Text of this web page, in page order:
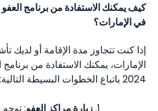
في الإمارات؟
إذا كنت تتجاوز مدة الإقامة أو لديك
الإمارات، يمكنك الاستفادة من
2024 باتباع الخطوات البسيطة التالية:
زيارة مراكز العفو: توجه